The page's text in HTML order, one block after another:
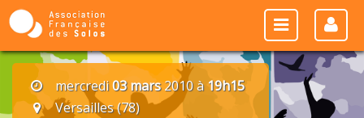
mercredi03 mars2010 à19h15
Versailles (78)